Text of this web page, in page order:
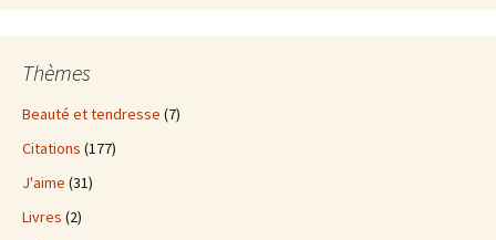
Thèmes
Beauté et tendresse (7)
Citations (177)
J'aime (31)
Livres (2)